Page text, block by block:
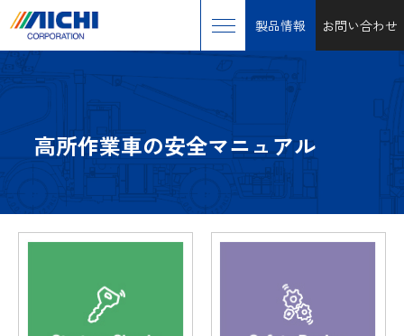
製品情報 お問い合わせ
高所作業車の安全マニュアル